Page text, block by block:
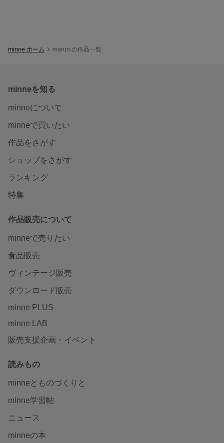
minne ホーム maruri の作品一覧
minneを知る
minneについて
minneで買いたい
作品をさがす
ショップをさがす
ランキング
特集
作品販売について
minneで売りたい
食品販売
ヴィンテージ販売
ダウンロード販売
minne PLUS
minne LAB
販売支援企画・イベント
読みもの
minneとものづくりと
minne学習帖
ニュース
minneの本